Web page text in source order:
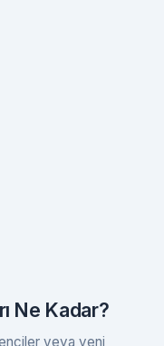
Ne Kadar?
veya yeni